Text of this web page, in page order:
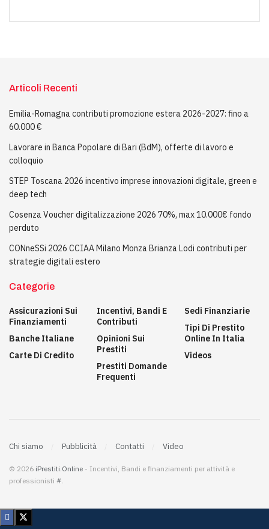
Articoli Recenti
Emilia-Romagna contributi promozione estera 2026-2027: fino a
60.000 €
Lavorare in Banca Popolare di Bari (BdM), offerte di lavoro e
colloquio
STEP Toscana 2026 incentivo imprese innovazioni digitale, green e
deep tech
Cosenza Voucher digitalizzazione 2026 70%, max 10.000€ fondo
perduto
CONneSSi 2026 CCIAA Milano Monza Brianza Lodi contributi per
strategie digitali estero
Categorie
Assicurazioni Sui
Finanziamenti
Banche Italiane
Carte Di Credito
Incentivi, Bandi E
Contributi
Opinioni Sui
Prestiti
Prestiti Domande
Frequenti
Sedi Finanziarie
Tipi Di Prestito
Online In Italia
Videos
Chi siamo Pubblicità Contatti Video
© 2026 iPrestiti.Online - Incentivi, Bandi e finanziamenti per attività e
professionisti #.